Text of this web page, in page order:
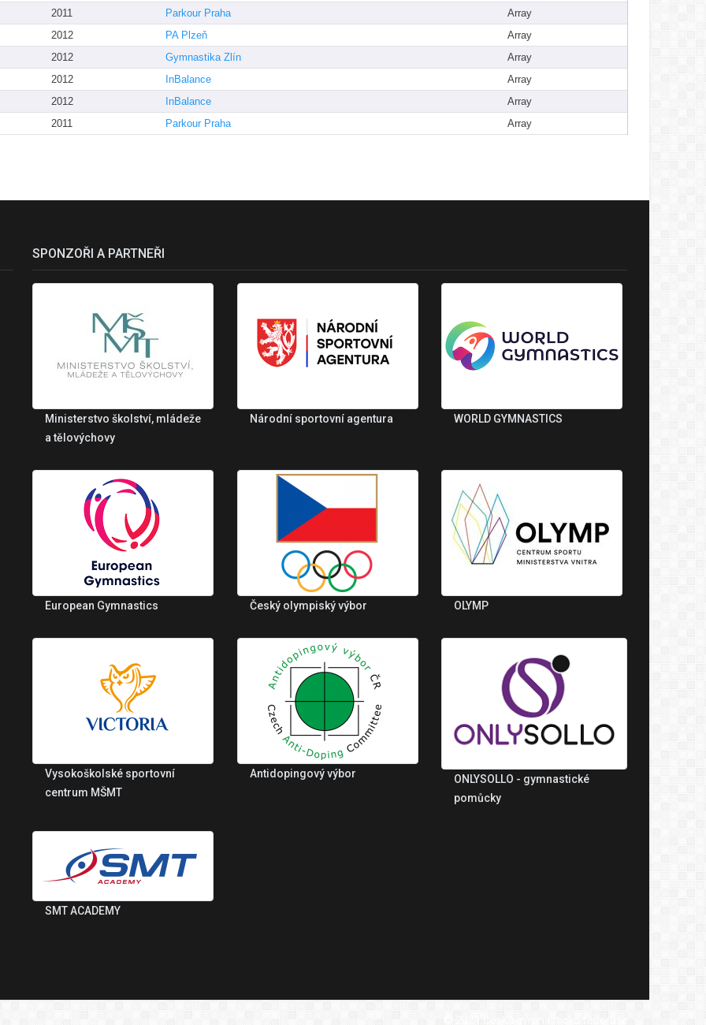
2011
Parkour Praha
Array
2012
PA Plzeň
Array
2012
Gymnastika Zlín
Array
2012
InBalance
Array
2012
InBalance
Array
2011
Parkour Praha Array
SPONZOŘI A PARTNEŘI
Ministerstvo školství, mládeže
a tělovýchovy
Národní sportovní agentura WORLD GYMNASTICS
European Gymnastics Český olympiský výbor OLYMP
Vysokoškolské sportovní
centrum MŠMT
Antidopingový výbor
ONLYSOLLO - gymnastické
pomůcky
SMT ACADEMY